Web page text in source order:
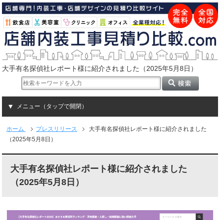
大手有名探偵社レポート様に紹介されました（2025年5月8日）
メニュー（タップで開閉）
ホーム プレスリリース
大手有名探偵社レポート様に紹介されました
（2025年5月8日）
大手有名探偵社レポート様に紹介されました
（2025年5月8日）